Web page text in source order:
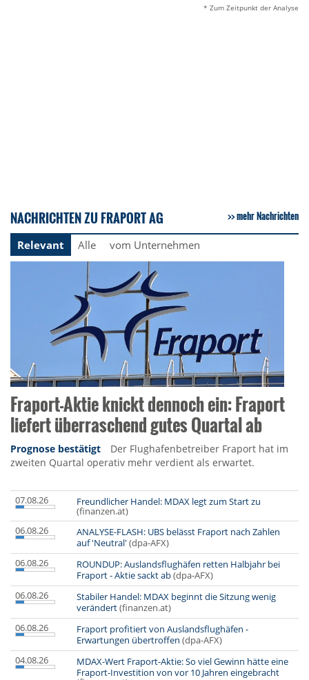
* Zum Zeitpunkt der Analyse
NACHRICHTEN ZU FRAPORT AG mehr Nachrichten
Relevant Alle vom Unternehmen
Fraport-Aktie knickt dennoch ein: Fraport
liefert überraschend gutes Quartal ab
Prognose bestätigt
Der Flughafenbetreiber Fraport hat im
zweiten Quartal operativ mehr verdient als erwartet.
07.08.26 Freundlicher Handel: MDAX legt zum Start zu
(finanzen.at)
06.08.26
ANALYSE-FLASH: UBS belässt Fraport nach Zahlen
auf 'Neutral' (dpa-AFX)
06.08.26
ROUNDUP: Auslandsflughäfen retten Halbjahr bei
Fraport - Aktie sackt ab(dpa-AFX)
06.08.26
Stabiler Handel: MDAX beginnt die Sitzung wenig
verändert(finanzen.at)
06.08.26
Fraport profitiert von Auslandsflughäfen -
Erwartungen übertroffen (dpa-AFX)
04.08.26
MDAX-Wert Fraport-Aktie: So viel Gewinn hätte eine
Fraport-Investition von vor 10 Jahren eingebracht